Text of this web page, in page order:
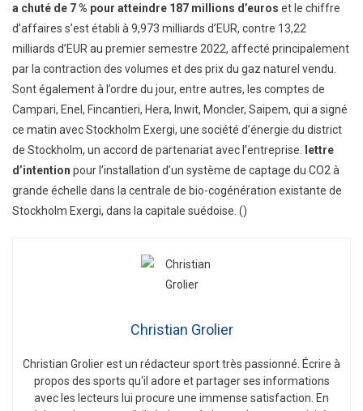
a chuté de 7 % pour atteindre 187 millions d’euros et le chiffre
d’affaires s’est établi à 9,973 milliards d’EUR, contre 13,22
milliards d’EUR au premier semestre 2022, affecté principalement
par la contraction des volumes et des prix du gaz naturel vendu.
Sont également à l’ordre du jour, entre autres, les comptes de
Campari, Enel, Fincantieri, Hera, Inwit, Moncler, Saipem, qui a signé
ce matin avec Stockholm Exergi, une société d’énergie du district
de Stockholm, un accord de partenariat avec l’entreprise.
lettre
d’intention pour l’installation d’un système de captage du CO2 à
grande échelle dans la centrale de bio-cogénération existante de
Stockholm Exergi, dans la capitale suédoise. ()
Christian Grolier
Christian Gro lierestun rédacteursporttrès passionné Écrire à
propos des sports qu‘il adore etpartagerses informations
avec les lecteurs ui procure une immense satisfaction En